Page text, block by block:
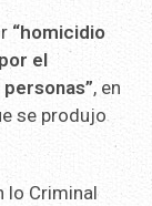
“homicidio
el
, en
se produjo
lo Criminal